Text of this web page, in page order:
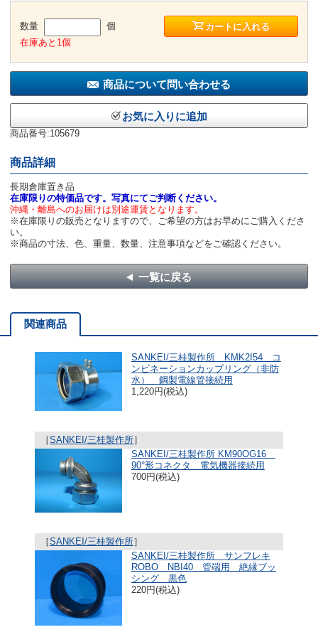
数量
個
在庫あと1個
カートに入れる
商品について問い合わせる
お気に入りに追加
商品番号:105679
商品詳細
長期倉庫置き品
在庫限りの特価品です。写真にてご判断ください。
沖縄・離島へのお届けは別途運賃となります。
※在庫限りの販売となりますので、ご希望の方はお早めにご購入くださ
い。
※商品の寸法、色、重量、数量、注意事項などをご確認ください。
一覧に戻る
関連商品
SANKEI/三桂製作所 KMK2I54 コ
ンビネーションカップリング（非防
水） 鋼製電線管接続用
1,220円(税込)
［SANKEI/三桂製作所］
SANKEI/三桂製作所 KM90OG16
90°形コネクタ 電気機器接続用
700円(税込)
［SANKEI/三桂製作所］
SANKEI/三桂製作所 サンフレキ
ROBO NBI40 管端用 絶縁ブッ
シング 黒色
220円(税込)